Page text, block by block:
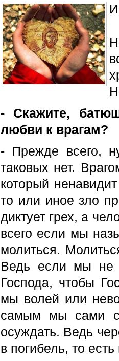
- Скажите,
любви к врагам?
- Прежде всего,
таковых нет.
который
то или иное зло
диктует грех, а
всего если мы
молиться.
Ведь если мы не
Господа, чтобы
мы волей или
самым мы сами
осуждать. Ведь
в погибель, то